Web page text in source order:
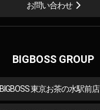
お問い合わせ
BIGBOSS GROUP
BIGBOSS 東京お茶の水駅前店